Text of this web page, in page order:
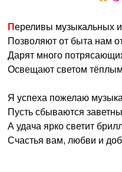
Переливы музыкальных
Позволяют от быта нам
Дарят много
Освещают светом
Я успеха пожелаю
Пусть сбываются
А удача ярко светит
Счастья вам, любви и